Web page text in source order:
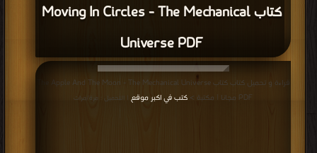
كتاب Moving In Circles - The Mechanical
Universe PDF
قراءة و تحميل كتاب كتاب The Apple And The Moon - The Mechanical Universe
PDF مجانا | مكتبة >
كتب في اكبر موقع | التحميل : مرة/مرات